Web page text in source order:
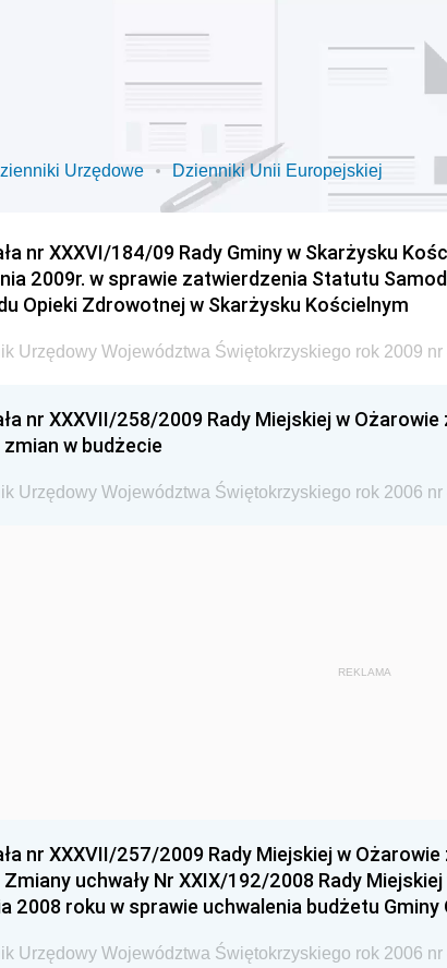
Urzędowe Dzienniki Unii Europejskiej
nr XXXVI/184/09 Rady Gminy w Skarżysku
2009r. w sprawie zatwierdzenia Statutu
Opieki Zdrowotnej w Skarżysku Kościelnym
Urzędowy Województwa Świętokrzyskiego rok 2009
nr XXXVII/258/2009 Rady Miejskiej w
zmian w budżecie
Urzędowy Województwa Świętokrzyskiego rok 2006 nr
REKLAMA
nr XXXVII/257/2009 Rady Miejskiej w
Zmiany uchwały Nr XXIX/192/2008 Rady
2008 roku w sprawie uchwalenia budżetu Gminy
Urzędowy Województwa Świętokrzyskiego rok 2006 nr